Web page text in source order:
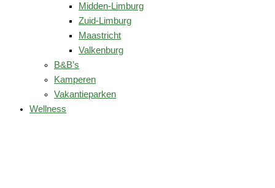
Midden-Limburg
Zuid-Limburg
Maastricht
Valkenburg
B&B’s
Kamperen
Vakantieparken
Wellness